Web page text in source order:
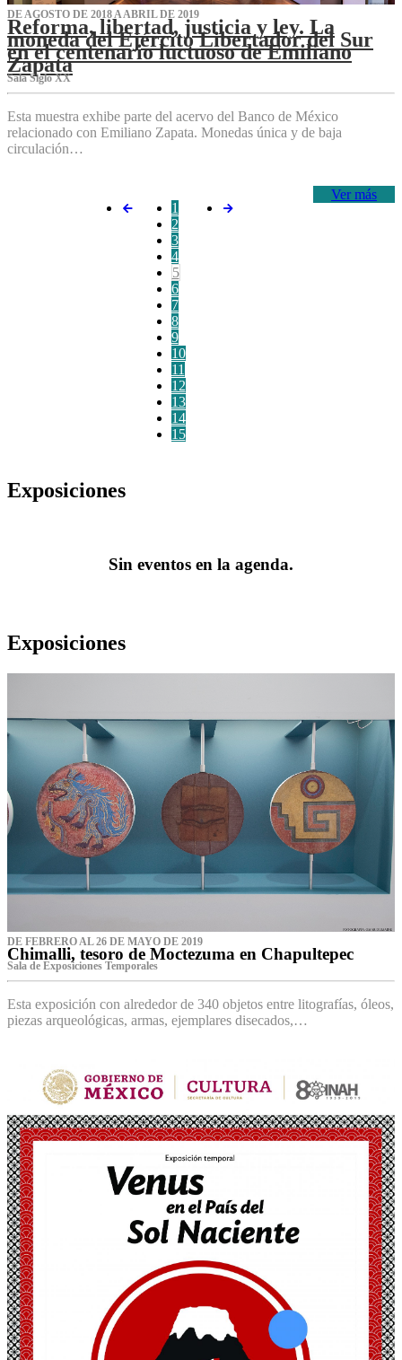
DE AGOSTO DE 2018 A ABRIL DE 2019
Reforma, libertad, justicia y ley. La
moneda del Ejército Libertador del Sur
en el centenario luctuoso de Emiliano
Zapata
Sala Siglo XX
Esta muestra exhibe parte del acervo del Banco de México
relacionado con Emiliano Zapata. Monedas única y de baja
circulación…
Ver más
1
2
3
4
5
6
7
8
9
10
11
12
13
14
15
Exposiciones
Sin eventos en la agenda.
Exposiciones
DE FEBRERO AL 26 DE MAYO DE 2019
Chimalli, tesoro de Moctezuma en Chapultepec
Sala de Exposiciones Temporales
Esta exposición con alrededor de 340 objetos entre litografías, óleos,
piezas arqueológicas, armas, ejemplares disecados,…